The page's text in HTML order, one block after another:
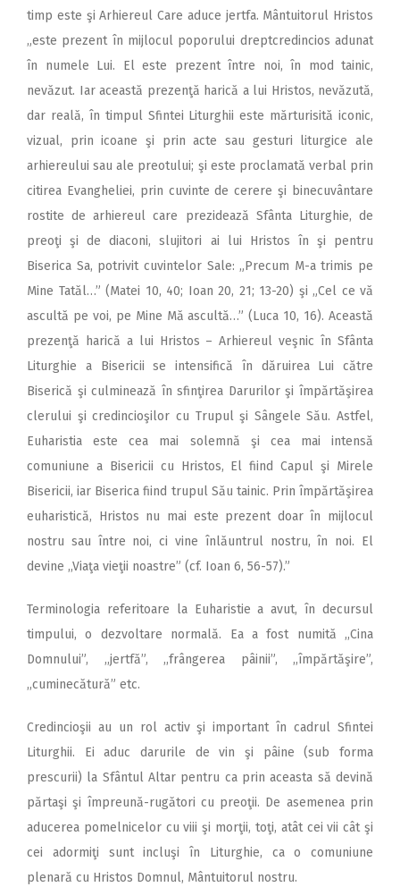
timp este şi Arhiereul Care aduce jertfa. Mântuitorul Hristos
„este prezent în mijlocul poporului dreptcredincios adunat
în numele Lui. El este prezent între noi, în mod tainic,
nevăzut. Iar această prezenţă harică a lui Hristos, nevăzută,
dar reală, în timpul Sfintei Liturghii este mărturisită iconic,
vizual, prin icoane şi prin acte sau gesturi liturgice ale
arhiereului sau ale preotului; şi este proclamată verbal prin
citirea Evangheliei, prin cuvinte de cerere şi binecuvântare
rostite de arhiereul care prezidează Sfânta Liturghie, de
preoţi şi de diaconi, slujitori ai lui Hristos în şi pentru
Biserica Sa, potrivit cuvintelor Sale: „Precum M-a trimis pe
Mine Tatăl…” (Matei 10, 40; Ioan 20, 21; 13-20) şi „Cel ce vă
ascultă pe voi, pe Mine Mă ascultă…” (Luca 10, 16). Această
prezenţă harică a lui Hristos – Arhiereul veşnic în Sfânta
Liturghie a Bisericii se intensifică în dăruirea Lui către
Biserică şi culminează în sfinţirea Darurilor şi împărtăşirea
clerului şi credincioşilor cu Trupul şi Sângele Său. Astfel,
Euharistia este cea mai solemnă şi cea mai intensă
comuniune a Bisericii cu Hristos, El fiind Capul şi Mirele
Bisericii, iar Biserica fiind trupul Său tainic. Prin împărtăşirea
euharistică, Hristos nu mai este prezent doar în mijlocul
nostru sau între noi, ci vine înlăuntrul nostru, în noi. El
devine ,,Viaţa vieţii noastre” (cf. Ioan 6, 56-57).”
Terminologia referitoare la Euharistie a avut, în decursul
timpului, o dezvoltare normală. Ea a fost numită ,,Cina
Domnului”, ,,jertfă”, ,,frângerea pâinii”, ,,împărtăşire”,
,,cuminecătură” etc.
Credincioşii au un rol activ şi important în cadrul Sfintei
Liturghii. Ei aduc darurile de vin şi pâine (sub forma
prescurii) la Sfântul Altar pentru ca prin aceasta să devină
părtaşi şi împreună-rugători cu preoţii. De asemenea prin
aducerea pomelnicelor cu viii şi morţii, toţi, atât cei vii cât şi
cei adormiţi sunt incluşi în Liturghie, ca o comuniune
plenară cu Hristos Domnul, Mântuitorul nostru.